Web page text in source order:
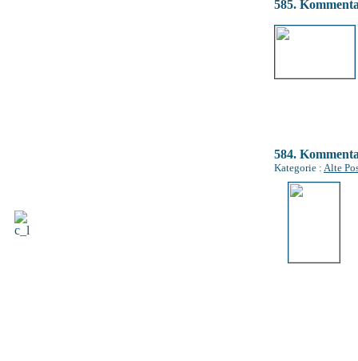
585.
584.
Kategorie : Alte